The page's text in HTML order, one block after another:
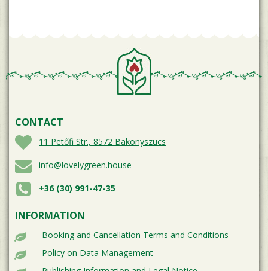
CONTACT
11 Petőfi Str., 8572 Bakonyszücs
info@lovelygreen.house
+36 (30) 991-47-35
INFORMATION
Booking and Cancellation Terms and Conditions
Policy on Data Management